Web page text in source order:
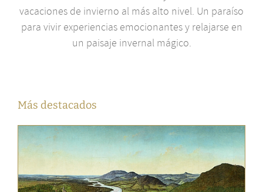
vacaciones de invierno al más alto nivel. Un paraíso
para vivir experiencias emocionantes y relajarse en
un paisaje invernal mágico.
Más destacados